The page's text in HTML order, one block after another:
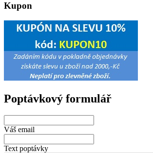
Kupon
Poptávkový formulář
Váš email
Text poptávky